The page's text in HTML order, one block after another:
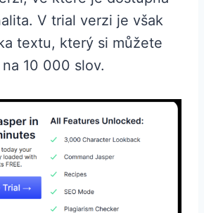
V trial verzi je však
textu, který si můžete
10 000 slov.